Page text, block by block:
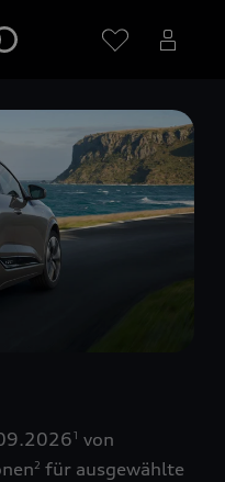
1 von
2 für ausgewählte